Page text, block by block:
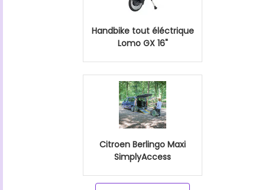
Handbike tout éléctrique
Lomo GX 16"
Citroen Berlingo Maxi
SimplyAccess